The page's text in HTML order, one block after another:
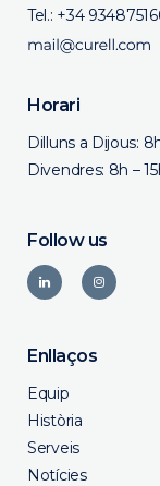
Tel.: +34
Horari
Dilluns a Dijous:
Divendres: 8h –
Follow us
Enllaços
Equip
Història
Serveis
Notícies